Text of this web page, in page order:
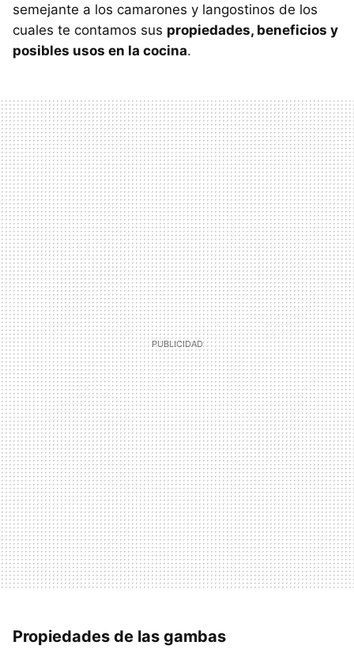
semejante a los camarones y langostinos de los
cuales te contamos sus propiedades, beneficios y
posibles usos en la cocina.
Propiedades de las gambas